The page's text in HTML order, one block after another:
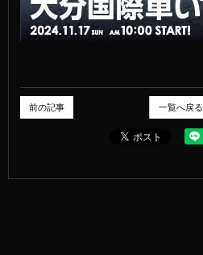
一覧へ戻る
前の記事